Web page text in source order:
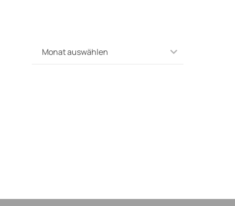
Monat auswählen